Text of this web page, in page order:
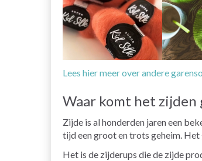
Lees hier meer over andere
Waar komt het zijden
Zijde is al honderden jaren een
tijd een groot en trots geheim.
Het is de zijderups die de zijde